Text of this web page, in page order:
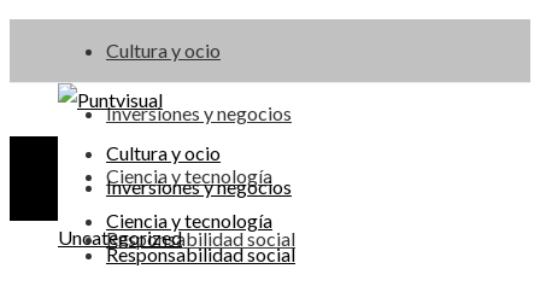
Cultura y ocio
Inversiones y negocios
Ciencia y tecnología
Responsabilidad social
Cultura y ocio
Inversiones y negocios
Ciencia y tecnología
Responsabilidad social
Uncategorized